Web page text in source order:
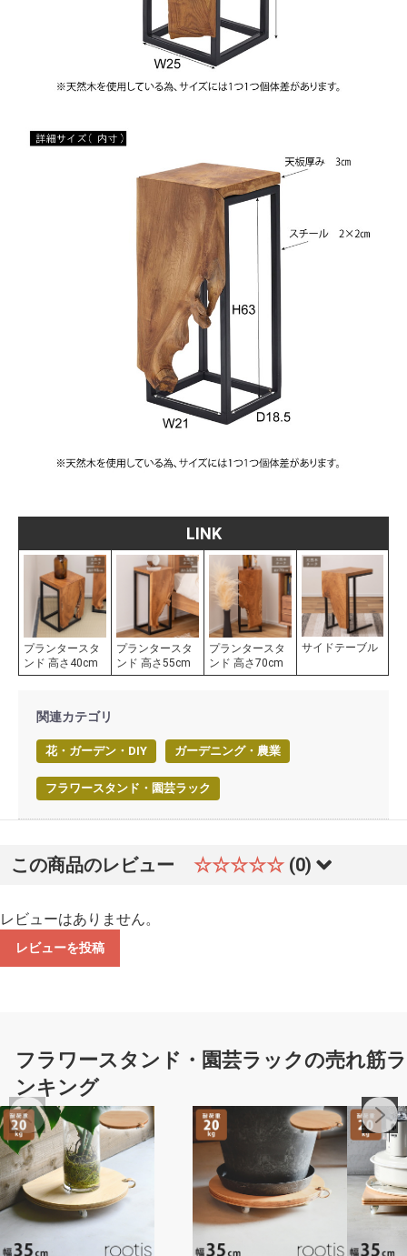
LINK
プランタースタ
ンド 高さ40cm
プランタースタ
ンド 高さ55cm
プランタースタ
ンド 高さ70cm
サイドテーブル
関連カテゴリ
花・ガーデン・DIY ガーデニング・農業
フラワースタンド・園芸ラック
この商品のレビュー ☆☆☆☆☆ (0)
レビューはありません。
レビューを投稿
フラワースタンド・園芸ラックの売れ筋ラ
ンキング